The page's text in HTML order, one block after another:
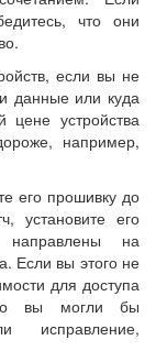
что они
если вы не
данные или куда
устройства
например,
его прошивку до
установите его
на
Если вы этого не
для доступа
вы могли бы
исправление,